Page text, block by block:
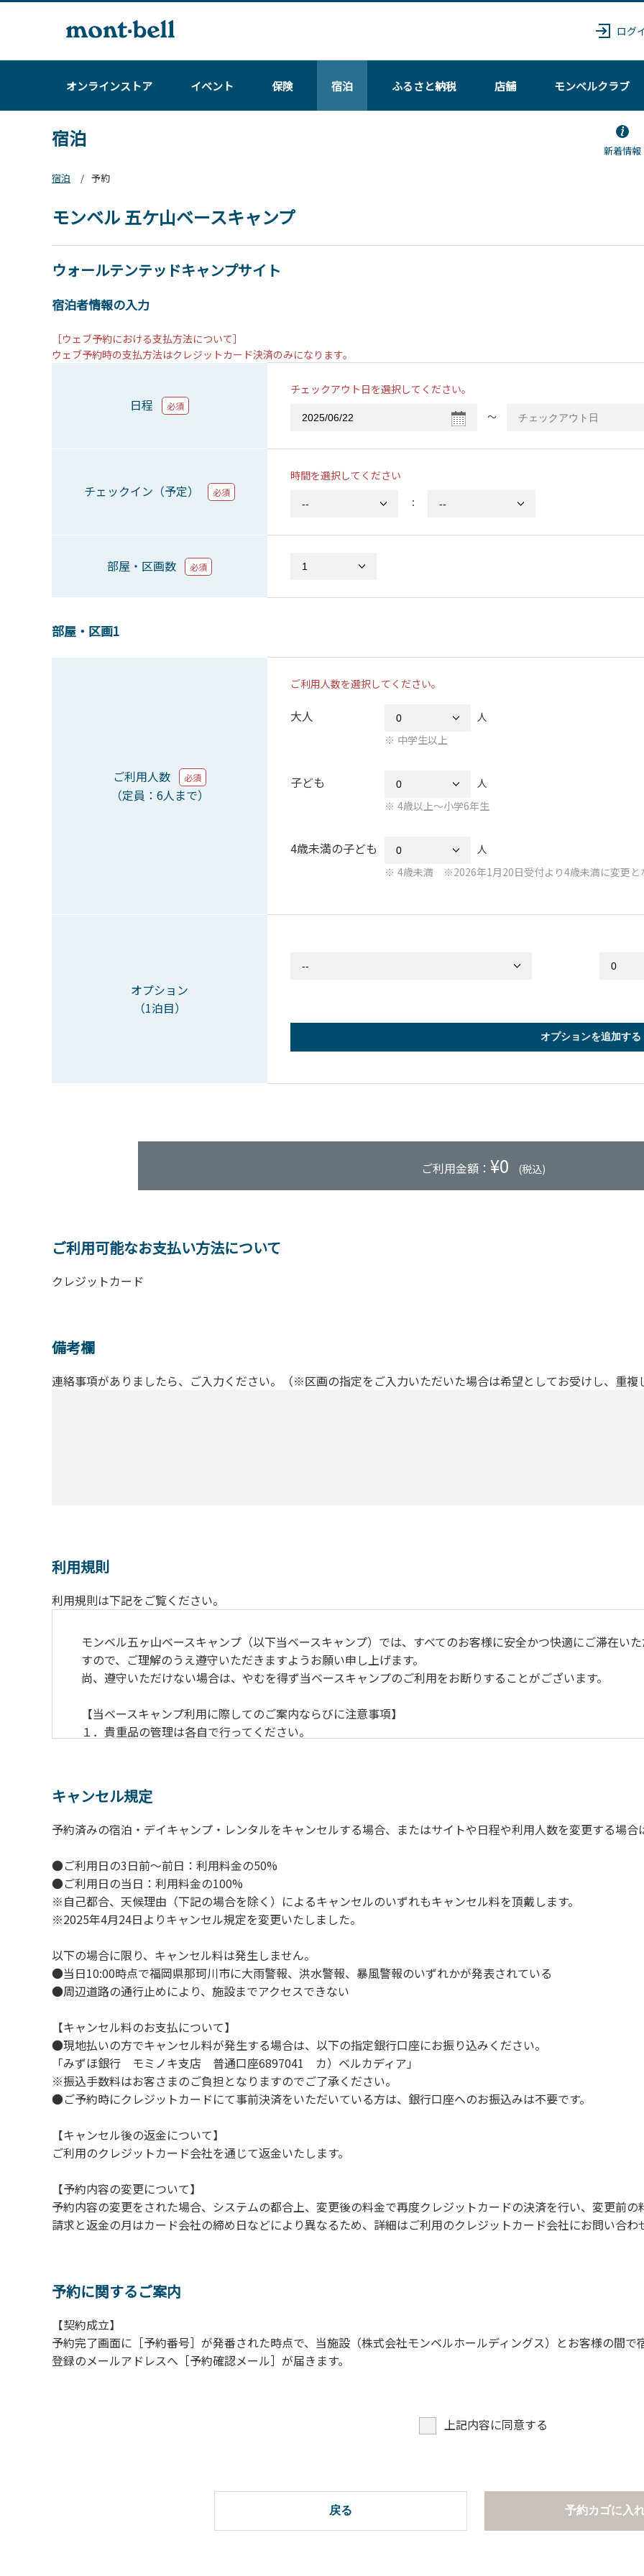
ログ
オンラインストア イベント 保険 宿泊 ふるさと納税 店舗 モンベルクラブ
宿泊
新着情報
宿泊
予約
モンベル 五ケ山ベースキャンプ
ウォールテンテッドキャンプサイト
宿泊者情報の入力
［ウェブ予約における支払方法について］
ウェブ予約時の支払方法はクレジットカード決済のみになります。
日程 必須
チェックアウト日を選択してください。
〜
チェックイン（予定） 必須
時間を選択してください
：
部屋・区画数 必須
部屋・区画1
ご利用人数 必須
（定員：6人まで）
ご利用人数を選択してください。
大人
人
中学生以上
子ども
人
4歳以上～小学6年生
4歳未満の子ども
人
4歳未満 ※2026年1月20日受付より4歳未満に変更と
オプション
（1泊目）
オプションを追加する
ご利用金額： ¥0 (税込)
ご利用可能なお支払い方法について
クレジットカード
備考欄
連絡事項がありましたら、ご入力ください。（※区画の指定をご入力いただいた場合は希望としてお受けし、重複
利用規則
利用規則は下記をご覧ください。
モンベル五ヶ山ベースキャンプ（以下当ベースキャンプ）では、すべてのお客様に安全かつ快適にご滞在い
すので、ご理解のうえ遵守いただきますようお願い申し上げます。
尚、遵守いただけない場合は、やむを得ず当ベースキャンプのご利用をお断りすることがございます。
【当ベースキャンプ利用に際してのご案内ならびに注意事項】
１．貴重品の管理は各自で行ってください。
４．当ベースキャンプ内を車で移動する場合は徐行運転（5ｋｍ/ｈ以下）を行なってください。
５．駐車車輌のダッシュボードに受付時お渡しする駐車プレートを掲示してください。
６．ゴミは指定のゴミ袋に分別した上で、指定の場所へ捨ててください。
７．BBQ及び焚火台の灰につきましては鎮火を確認した上で指定の回収場所へ廃棄してください。
８．ペットの糞は燃えるごみとして処理してください。
９．暴力団等反社会勢力及びその関係者ならびに公共の秩序、善良の風俗に反する恐れのある場合には、ご利
１０．不可抗力以外の事由により建造物、家具、備品、その他の物品を損傷、紛失、汚染させた場合には、
１１．当ベースキャンプ内（駐車場を含む）での事故や盗難などにつきましては、一切の責任を負いかねます
１２．車中で宿泊される場合は、必ずエンジンを停止してください。
１３．キャンプ場外灯の消灯時間は21時です。
１４．21時～翌朝６時の間キャンプ場内での車輌の移動はご遠慮ください。
１５．指定の場所で喫煙してください。
【当ベースキャンプでの禁止事項】
１．花火（手持ちや打ち上げなど全て）。
２．地面への直火による焚き火、BBQ、キャンプファイヤー。
３．ボールなどを使った野球、キャッチボール・サッカーなどの行為。
＊ボール遊びやバドミントン等はクライミングピナクル周辺の広場で行ってください。
テントサイト内ではまわりのサイトのご利用者の迷惑となりますので、絶対に行わないでください。
４．大きな音で音楽や楽器などを鳴らす行為 但し貸切イベントは除く。
５．発電機の使用 但し貸切イベントは除く。
６．申込みされたサイト以外のサイトの利用や共用部（シャワー棟、水道など）の占有行為。
７．ドギーキャンプサイト以外でのペット同伴の宿泊およびデイキャンプ 但し盲導犬、介助犬は除く。
８．ドギーキャンプサイト以外でのノーリード。
９．許可無く広告物の配布や掲示または物品の販売等を行なうこと 。
１０．その他 周りに迷惑となるような行為（夜間の大声での談笑等）や他人に嫌悪感を与えるような行為。
１．全室禁煙です。指定の場所で喫煙してください。
３．装飾品の持ち出しはしないでください。
４．ご訪問客とウォールテンテッド内での面会はご遠慮願います。
５．薪ストーブを使用される際は、ご利用手引きをご確認いただき、適切にご利用ください。
【ドギーキャンプサイトご利用に際してのご案内ならびに注意事項】
ご利用にあたり、愛犬の予防接種証明書を確認しています。チェックインの際に、管理棟までお持ちください
1年以内の「接種証明書原本」または、本年度の「注射済票」
キャンセル規定
予約済みの宿泊・デイキャンプ・レンタルをキャンセルする場合、またはサイトや日程や利用人数を変更する場合
●ご利用日の3日前～前日：利用料金の50%
●ご利用日の当日：利用料金の100%
※自己都合、天候理由（下記の場合を除く）によるキャンセルのいずれもキャンセル料を頂戴します。
※2025年4月24日よりキャンセル規定を変更いたしました。
以下の場合に限り、キャンセル料は発生しません。
●当日10:00時点で福岡県那珂川市に大雨警報、洪水警報、暴風警報のいずれかが発表されている
●周辺道路の通行止めにより、施設までアクセスできない
【キャンセル料のお支払について】
●現地払いの方でキャンセル料が発生する場合は、以下の指定銀行口座にお振り込みください。
「みずほ銀行 モミノキ支店 普通口座6897041 カ）ベルカディア」
※振込手数料はお客さまのご負担となりますのでご了承ください。
●ご予約時にクレジットカードにて事前決済をいただいている方は、銀行口座へのお振込みは不要です。
【キャンセル後の返金について】
ご利用のクレジットカード会社を通じて返金いたします。
【予約内容の変更について】
予約内容の変更をされた場合、システムの都合上、変更後の料金で再度クレジットカードの決済を行い、変更前の
請求と返金の月はカード会社の締め日などにより異なるため、詳細はご利用のクレジットカード会社にお問い合わ
予約に関するご案内
【契約成立】
予約完了画面に［予約番号］が発番された時点で、当施設（株式会社モンベルホールディングス）とお客様の間で
登録のメールアドレスへ［予約確認メール］が届きます。
上記内容に同意する
戻る 予約カゴに入